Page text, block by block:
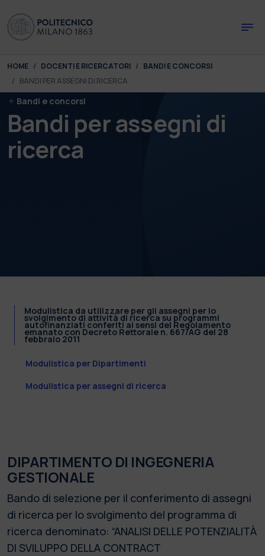
You are here:
HOME DOCENTI E RICERCATORI
BANDI E CONCORSI
BANDI PER ASSEGNI DI RICERCA
Bandi e concorsi
Bandi per assegni di
ricerca
Modulistica da utilizzare per gli assegni per lo
svolgimento di attività di ricerca su programmi
autofinanziati conferiti ai sensi del Regolamento
emanato con Decreto Rettorale n. 667/AG del 28
febbraio 2011
Modulistica per Dipartimenti
Modulistica per assegni di ricerca
DIPARTIMENTO DI INGEGNERIA
GESTIONALE
Bando di selezione per il conferimento di assegni
di ricerca per lo svolgimento del programma di
ricerca denominato: “ANALISI DELLE POTENZIALITÀ
DI SVILUPPO DELLA CONTRACT